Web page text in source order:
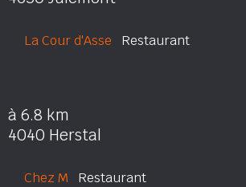
La Cour d'Asse Restaurant
à 6.8 km
4040 Herstal
Chez M Restaurant